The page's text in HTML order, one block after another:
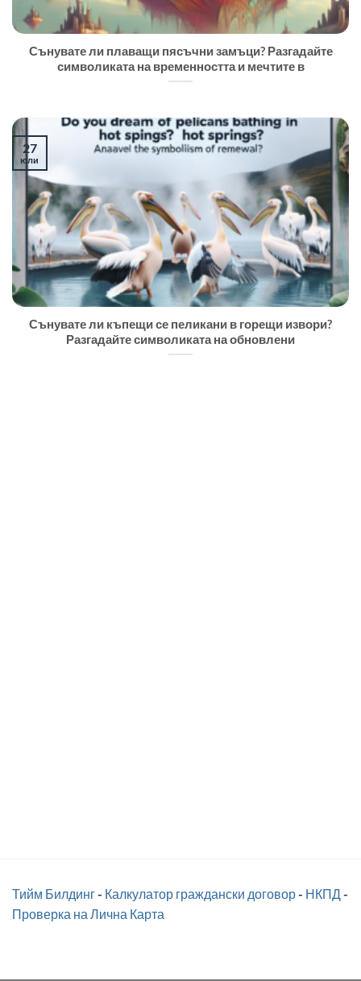
Сънувате ли плаващи пясъчни замъци? Разгадайте
символиката на временността и мечтите в
Сънувате ли къпещи се пеликани в горещи извори?
Разгадайте символиката на обновлени
27
юли
Тийм Билдинг- Калкулатор граждански договор- НКПД-
Проверка на Лична Карта